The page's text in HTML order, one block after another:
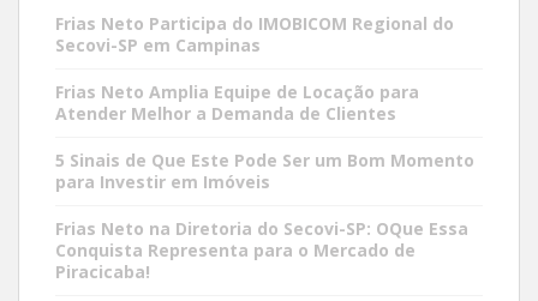
Frias Neto Participa do IMOBICOM Regional do
Secovi-SP em Campinas
Frias Neto Amplia Equipe de Locação para
Atender Melhor a Demanda de Clientes
5 Sinais de Que Este Pode Ser um Bom Momento
para Investir em Imóveis
Frias Neto na Diretoria do Secovi-SP: OQue Essa
Conquista Representa para o Mercado de
Piracicaba!